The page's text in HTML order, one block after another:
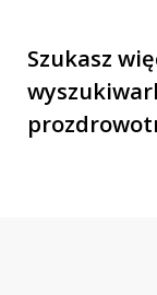
Szukasz